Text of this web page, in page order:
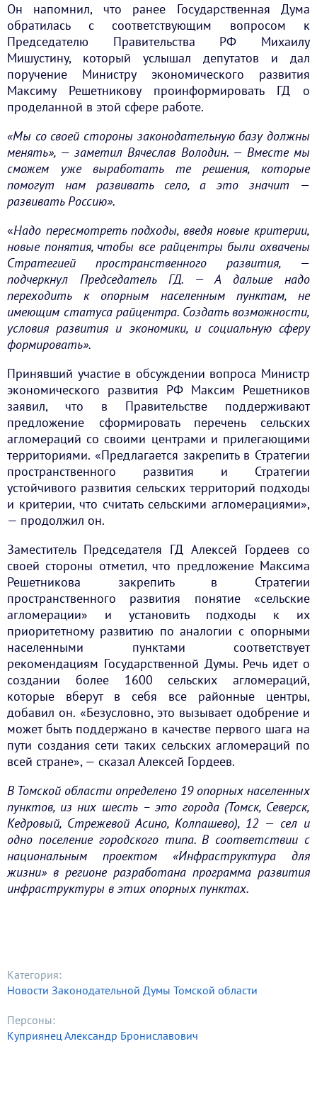
Он напомнил, что ранее Государственная Дума
обратилась с соответствующим вопросом к
Председателю Правительства РФ Михаилу
Мишустину, который услышал депутатов и дал
поручение Министру экономического развития
Максиму Решетникову проинформировать ГД о
проделанной в этой сфере работе.
«Мы со своей стороны законодательную базу должны
менять», — заметил Вячеслав Володин. — Вместе мы
сможем уже выработать те решения, которые
помогут нам развивать село, а это значит —
развивать Россию».
«Надо пересмотреть подходы, введя новые критерии,
новые понятия, чтобы все райцентры были охвачены
Стратегией пространственного развития, —
подчеркнул Председатель ГД. — А дальше надо
переходить к опорным населенным пунктам, не
имеющим статуса райцентра. Создать возможности,
условия развития и экономики, и социальную сферу
формировать».
Принявший участие в обсуждении вопроса Министр
экономического развития РФ Максим Решетников
заявил, что в Правительстве поддерживают
предложение сформировать перечень сельских
агломераций со своими центрами и прилегающими
территориями. «Предлагается закрепить в Стратегии
пространственного развития и Стратегии
устойчивого развития сельских территорий подходы
и критерии, что считать сельскими агломерациями»,
— продолжил он.
Заместитель Председателя ГД Алексей Гордеев со
своей стороны отметил, что предложение Максима
Решетникова закрепить в Стратегии
пространственного развития понятие «сельские
агломерации» и установить подходы к их
приоритетному развитию по аналогии с опорными
населенными пунктами соответствует
рекомендациям Государственной Думы. Речь идет о
создании более 1600 сельских агломераций,
которые вберут в себя все районные центры,
добавил он. «Безусловно, это вызывает одобрение и
может быть поддержано в качестве первого шага на
пути создания сети таких сельских агломераций по
всей стране», — сказал Алексей Гордеев.
В Томской области определено 19 опорных населенных
пунктов, из них шесть – это города (Томск, Северск,
Кедровый, Стрежевой Асино, Колпашево), 12 — сел и
одно поселение городского типа. В соответствии с
национальным проектом «Инфраструктура для
жизни» в регионе разработана программа развития
инфраструктуры в этих опорных пунктах.
Категория:
Новости Законодательной Думы Томской области
Персоны:
Куприянец Александр Брониславович